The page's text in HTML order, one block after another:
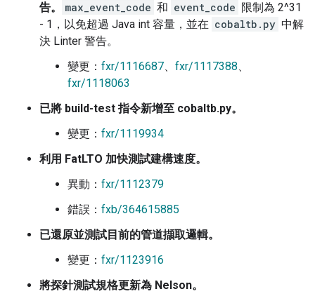
告。
max_event_code 和 event_code 限制為 2^31
- 1，以免超過 Java int 容量，並在 cobaltb.py 中解
決 Linter 警告。
變更： fxr/1116687、 fxr/1117388、
fxr/1118063
已將 build-test 指令新增至 cobaltb.py。
變更： fxr/1119934
利用 FatLTO 加快測試建構速度。
異動： fxr/1112379
錯誤： fxb/364615885
已還原並測試目前的管道擷取邏輯。
變更： fxr/1123916
將探針測試規格更新為 Nelson。